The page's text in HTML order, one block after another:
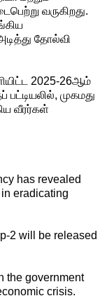
வருகிறது.
தோல்வி
2025-26ஆம்
முகமது
வீரர்கள்
has revealed
eradicating
2 will be released
the government
crisis.